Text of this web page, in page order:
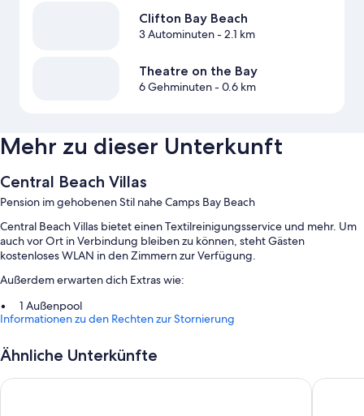
Clifton Bay Beach
3 Autominuten- 2.1 km
Theatre on the Bay
6 Gehminuten- 0.6 km
Mehr zu dieser Unterkunft
Central Beach Villas
Pension im gehobenen Stil nahe Camps Bay Beach
Central Beach Villas bietet einen Textilreinigungsservice und mehr. Um
auch vor Ort in Verbindung bleiben zu können, steht Gästen
kostenloses WLAN in den Zimmern zur Verfügung.
Außerdem erwarten dich Extras wie:
1 Außenpool
Unterstützung bei der Tourenplanung/beim Ticketerwerb und
Informationen zu den Rechten zur Stornierung
Ähnliche Unterkünfte
South Beach Camps Bay Boutique Hotel Camps